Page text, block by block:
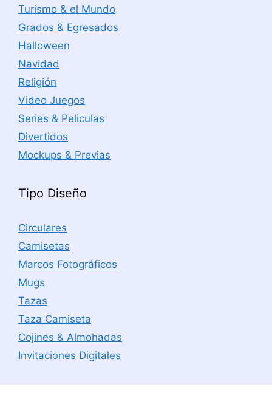
Turismo & el Mundo
Grados & Egresados
Halloween
Navidad
Religión
Video Juegos
Series & Peliculas
Divertidos
Mockups & Previas
Tipo Diseño
Circulares
Camisetas
Marcos Fotográficos
Mugs
Tazas
Taza Camiseta
Cojines & Almohadas
Invitaciones Digitales